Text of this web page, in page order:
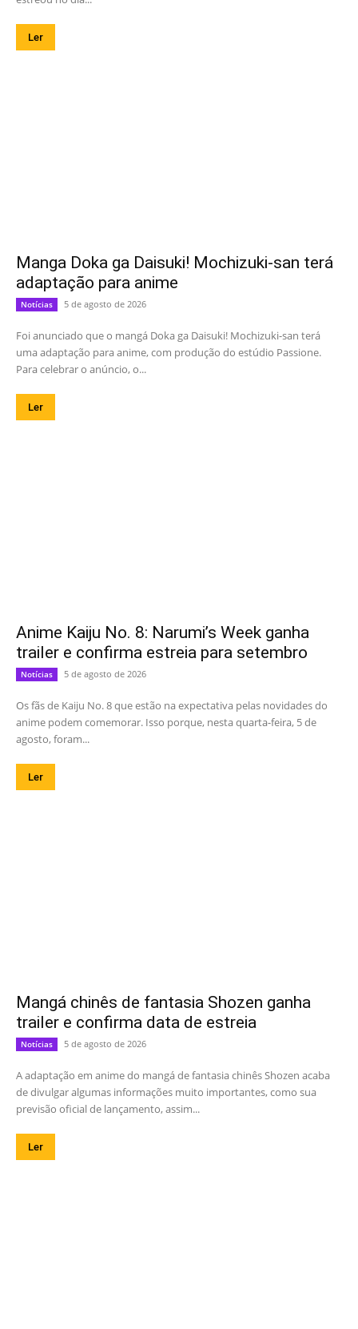
Ler
Manga Doka ga Daisuki! Mochizuki-san terá
adaptação para anime
Notícias 5 de agosto de 2026
Foi anunciado que o mangá Doka ga Daisuki! Mochizuki-san terá
uma adaptação para anime, com produção do estúdio Passione.
Para celebrar o anúncio, o...
Ler
Anime Kaiju No. 8: Narumi’s Week ganha
trailer e confirma estreia para setembro
Notícias 5 de agosto de 2026
Os fãs de Kaiju No. 8 que estão na expectativa pelas novidades do
anime podem comemorar. Isso porque, nesta quarta-feira, 5 de
agosto, foram...
Ler
Mangá chinês de fantasia Shozen ganha
trailer e confirma data de estreia
Notícias 5 de agosto de 2026
A adaptação em anime do mangá de fantasia chinês Shozen acaba
de divulgar algumas informações muito importantes, como sua
previsão oficial de lançamento, assim...
Ler